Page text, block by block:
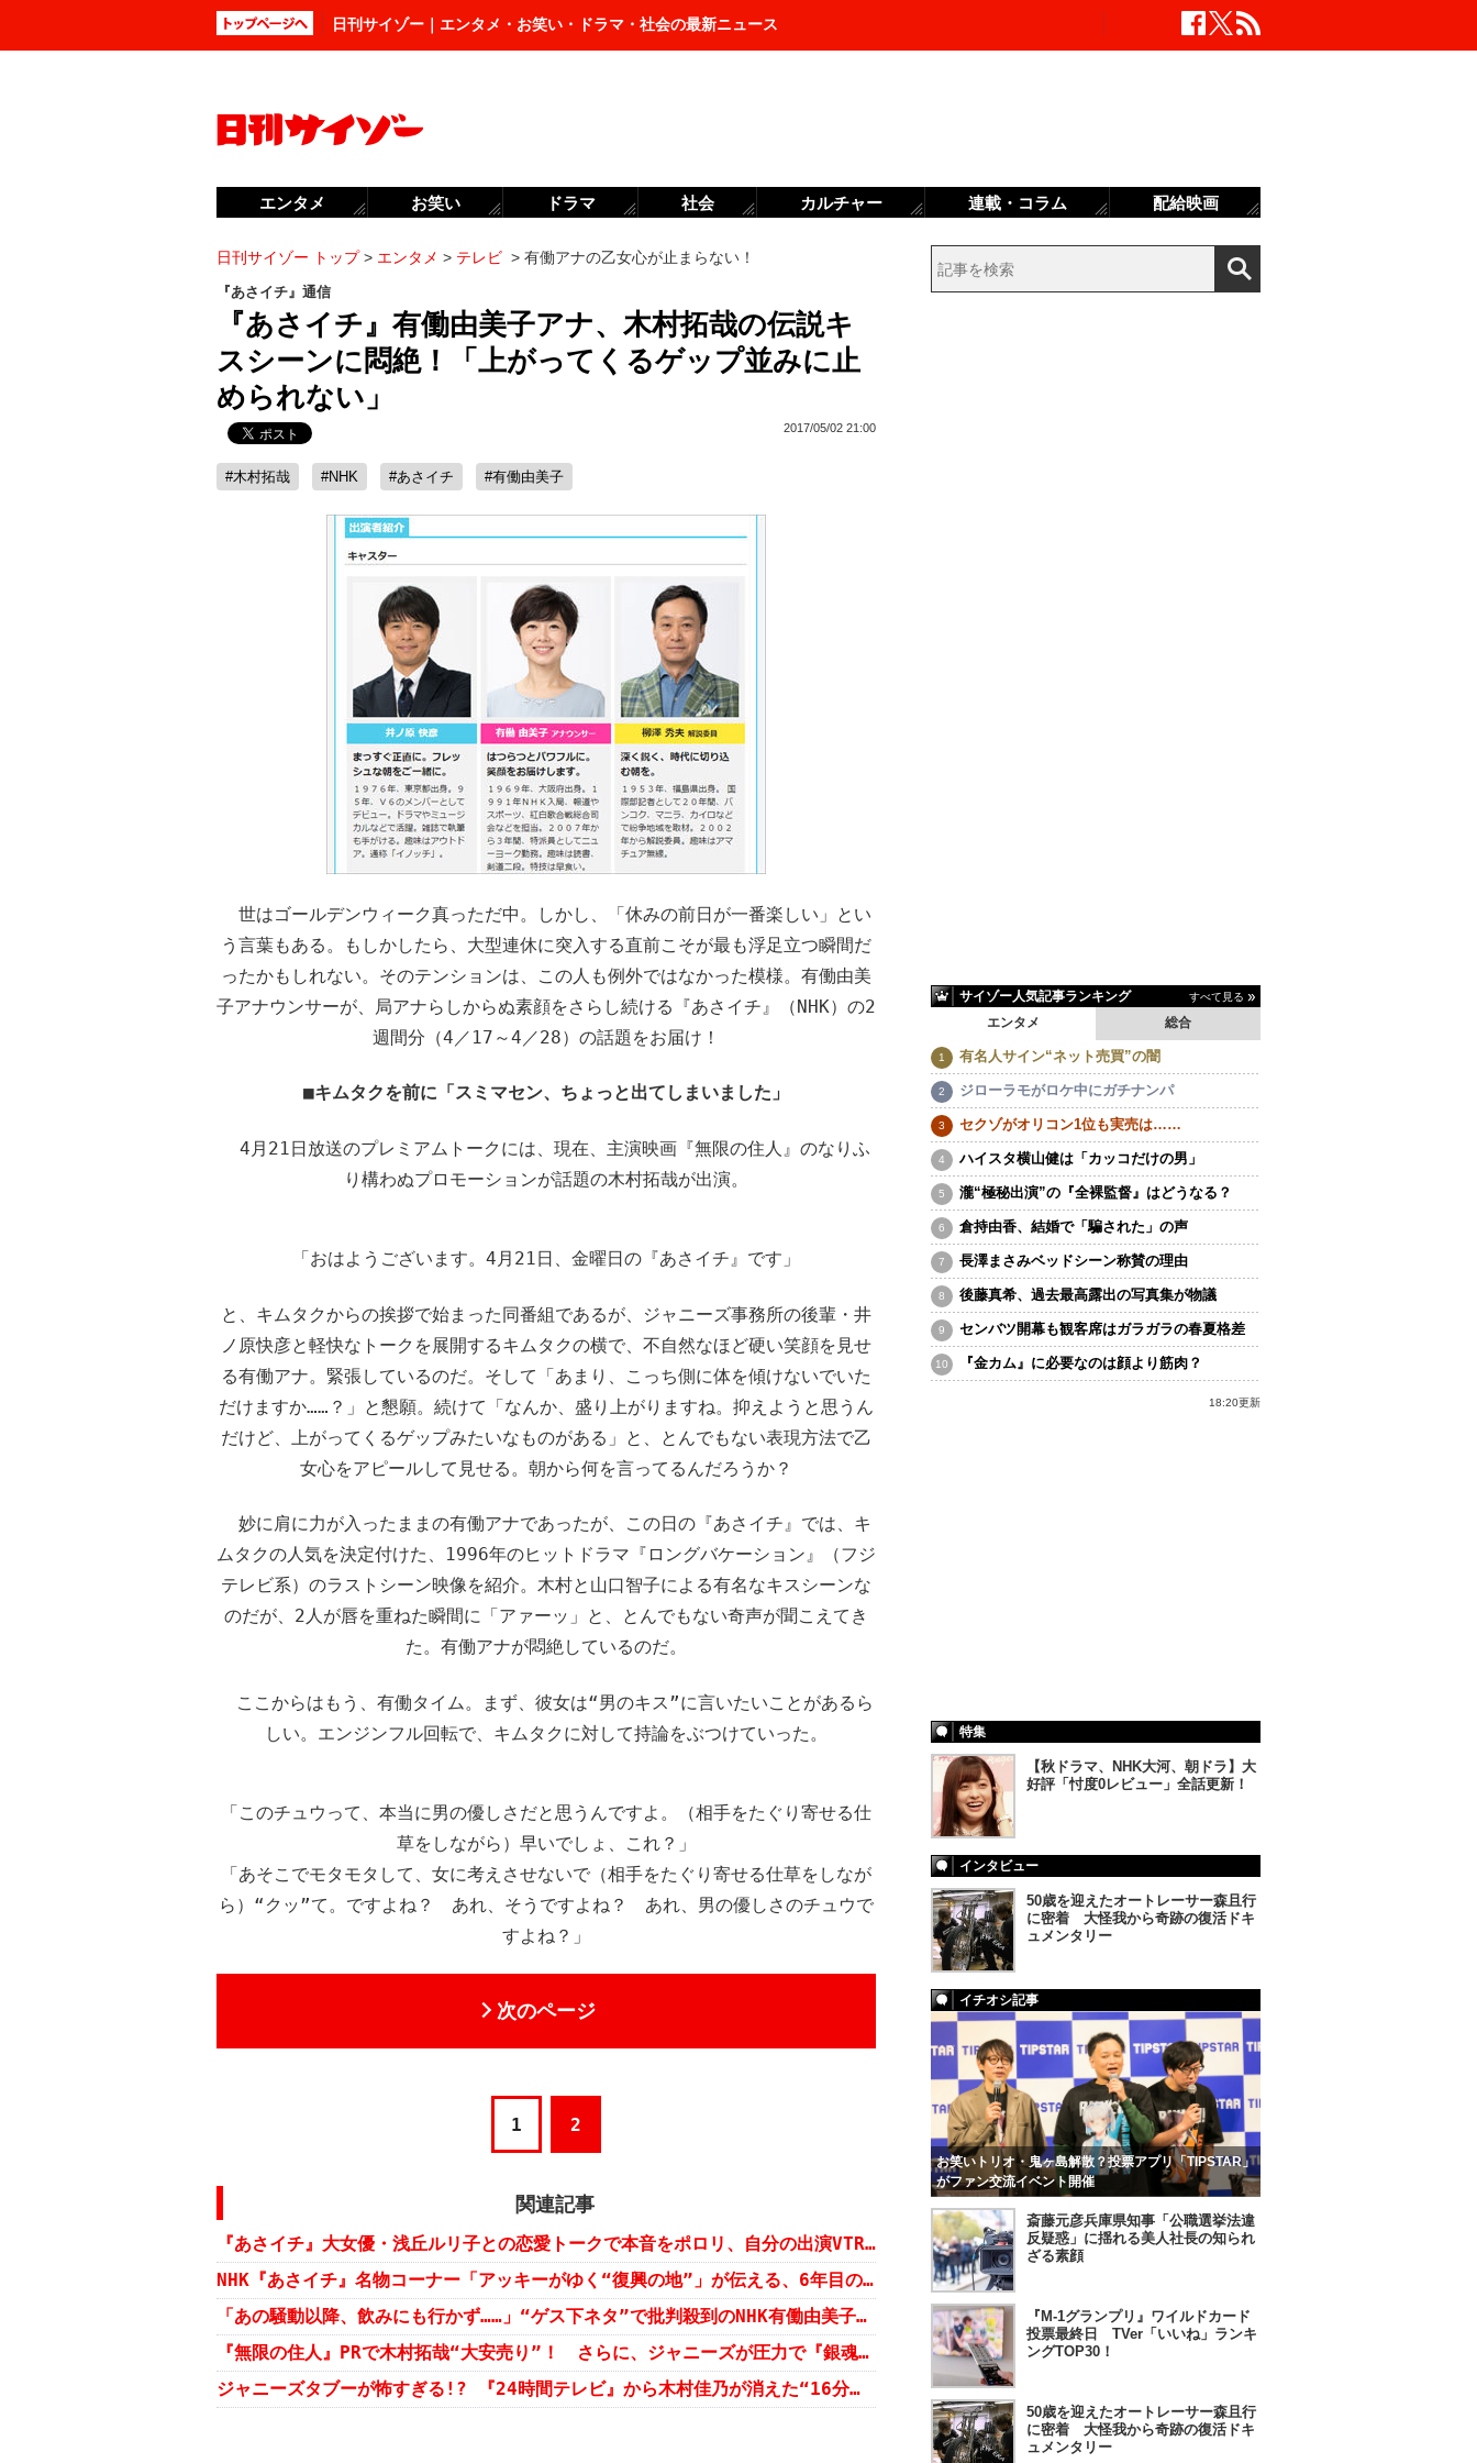
日刊サイゾー｜エンタメ・お笑い・ドラマ・社会の最新ニュース
日刊サイゾー トップ> エンタメ > テレビ > 有働アナの乙女心が止まらない！
『あさイチ』通信
『あさイチ』有働由美子アナ、木村拓哉の伝説キ
スシーンに悶絶！「上がってくるゲップ並みに止
められない」
2017/05/02 21:00
#木村拓哉 #NHK #あさイチ #有働由美子
世はゴールデンウィーク真っただ中。しかし、「休みの前日が一番楽しい」とい
う言葉もある。もしかしたら、大型連休に突入する直前こそが最も浮足立つ瞬間だ
ったかもしれない。そのテンションは、この人も例外ではなかった模様。有働由美
子アナウンサーが、局アナらしからぬ素顔をさらし続ける『あさイチ』（NHK）の2
週間分（4／17～4／28）の話題をお届け！
■キムタクを前に「スミマセン、ちょっと出てしまいました」
4月21日放送のプレミアムトークには、現在、主演映画『無限の住人』のなりふ
り構わぬプロモーションが話題の木村拓哉が出演。
「おはようございます。4月21日、金曜日の『あさイチ』です」
と、キムタクからの挨拶で始まった同番組であるが、ジャニーズ事務所の後輩・井
ノ原快彦と軽快なトークを展開するキムタクの横で、不自然なほど硬い笑顔を見せ
る有働アナ。緊張しているのだ。そして「あまり、こっち側に体を傾けないでいた
だけますか……？」と懇願。続けて「なんか、盛り上がりますね。抑えようと思うん
だけど、上がってくるゲップみたいなものがある」と、とんでもない表現方法で乙
女心をアピールして見せる。朝から何を言ってるんだろうか？
妙に肩に力が入ったままの有働アナであったが、この日の『あさイチ』では、キ
ムタクの人気を決定付けた、1996年のヒットドラマ『ロングバケーション』（フジ
テレビ系）のラストシーン映像を紹介。木村と山口智子による有名なキスシーンな
のだが、2人が唇を重ねた瞬間に「アァーッ」と、とんでもない奇声が聞こえてき
た。有働アナが悶絶しているのだ。
ここからはもう、有働タイム。まず、彼女は“男のキス”に言いたいことがあるら
しい。エンジンフル回転で、キムタクに対して持論をぶつけていった。
「このチュウって、本当に男の優しさだと思うんですよ。（相手をたぐり寄せる仕
草をしながら）早いでしょ、これ？」
「あそこでモタモタして、女に考えさせないで（相手をたぐり寄せる仕草をしなが
ら）“クッ”て。ですよね？ あれ、そうですよね？ あれ、男の優しさのチュウで
すよね？」
次のページ
1 2
関連記事
『あさイチ』大女優・浅丘ルリ子との恋愛トークで本音をポロリ、自分の出演VTRに号泣……有働アナが自由すぎ！
NHK『あさイチ』名物コーナー「アッキーがゆく“復興の地”」が伝える、6年目の被災地と復興の意味
「あの騒動以降、飲みにも行かず……」“ゲス下ネタ”で批判殺到のNHK有働由美子アナが、本気で弱っている！
『無限の住人』PRで木村拓哉“大安売り”！ さらに、ジャニーズが圧力で『銀魂』公開日を動かした!?
ジャニーズタブーが怖すぎる!? 『24時間テレビ』から木村佳乃が消えた“16分間”の怪
サイゾー人気記事ランキング すべて見る
エンタメ 総合
有名人サイン“ネット売買”の闇
ジローラモがロケ中にガチナンパ
セクゾがオリコン1位も実売は……
ハイスタ横山健は「カッコだけの男」
瀧“極秘出演”の『全裸監督』はどうなる？
倉持由香、結婚で「騙された」の声
長澤まさみベッドシーン称賛の理由
後藤真希、過去最高露出の写真集が物議
センバツ開幕も観客席はガラガラの春夏格差
『金カム』に必要なのは顔より筋肉？
18:20更新
特集
【秋ドラマ、NHK大河、朝ドラ】大
好評「忖度0レビュー」全話更新！
インタビュー
50歳を迎えたオートレーサー森且行
に密着 大怪我から奇跡の復活ドキ
ュメンタリー
イチオシ記事
お笑いトリオ・鬼ヶ島解散？投票アプリ「TIPSTAR」
がファン交流イベント開催
斎藤元彦兵庫県知事「公職選挙法違
反疑惑」に揺れる美人社長の知られ
ざる素顔
『M-1グランプリ』ワイルドカード
投票最終日 TVer「いいね」ランキ
ングTOP30！
50歳を迎えたオートレーサー森且行
に密着 大怪我から奇跡の復活ドキ
ュメンタリー
エンタメ お笑い ドラマ 社会 カルチャー 連載・コラム 配給映画